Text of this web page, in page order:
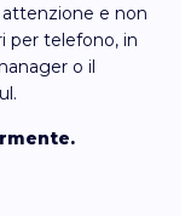
e non
per telefono, in
o il